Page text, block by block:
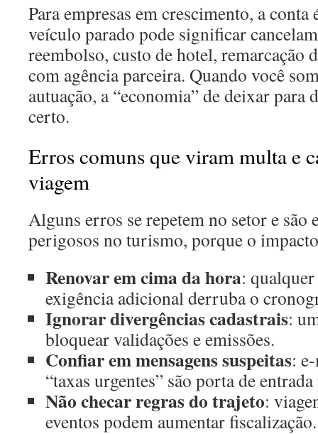
Para empresas em crescimento, a
veículo parado pode significar
reembolso, custo de hotel, remarcação
com agência parceira. Quando você
autuação, a “economia” de deixar
certo.
Erros comuns que viram multa e
viagem
Alguns erros se repetem no setor e são
perigosos no turismo, porque o
Renovar em cima da hora:
exigência adicional derruba o
Ignorar divergências cadastrais:
bloquear validações e emissões.
Confiar em mensagens suspeitas:
“taxas urgentes” são porta de
Não checar regras do trajeto:
eventos podem aumentar fiscalização.